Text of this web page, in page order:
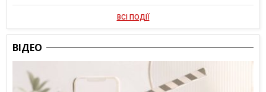
ВСІ ПОДІЇ
ВІДЕО